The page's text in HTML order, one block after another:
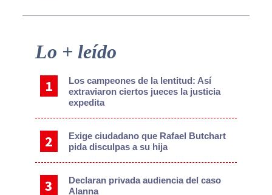
Primary
Sidebar
Lo + leído
Los campeones de la lentitud: Así
extraviaron ciertos jueces la justicia
expedita
Exige ciudadano que Rafael Butchart
pida disculpas a su hija
Declaran privada audiencia del caso
Alanna